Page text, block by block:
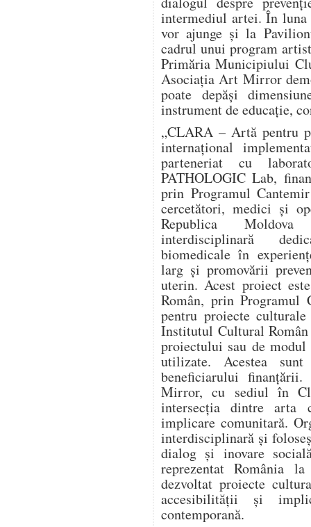
intermediul artei. În
vor ajunge și la
cadrul unui program
Primăria Municipiului
Asociația Art Mirror
poate depăși
instrument de educație,
„CLARA – Artă pentru
internațional
parteneriat cu
PATHOLOGIC Lab,
prin Programul
cercetători, medici și
Republica
interdisciplinară
biomedicale în
larg și promovării
uterin. Acest proiect
Român, prin Programul
pentru proiecte
Institutul Cultural
proiectului sau de
utilizate. Acestea
beneficiarului
Mirror, cu sediul în
intersecția dintre arta
implicare comunitară.
interdisciplinară și
dialog și inovare
reprezentat România
dezvoltat proiecte
accesibilității și
contemporană.